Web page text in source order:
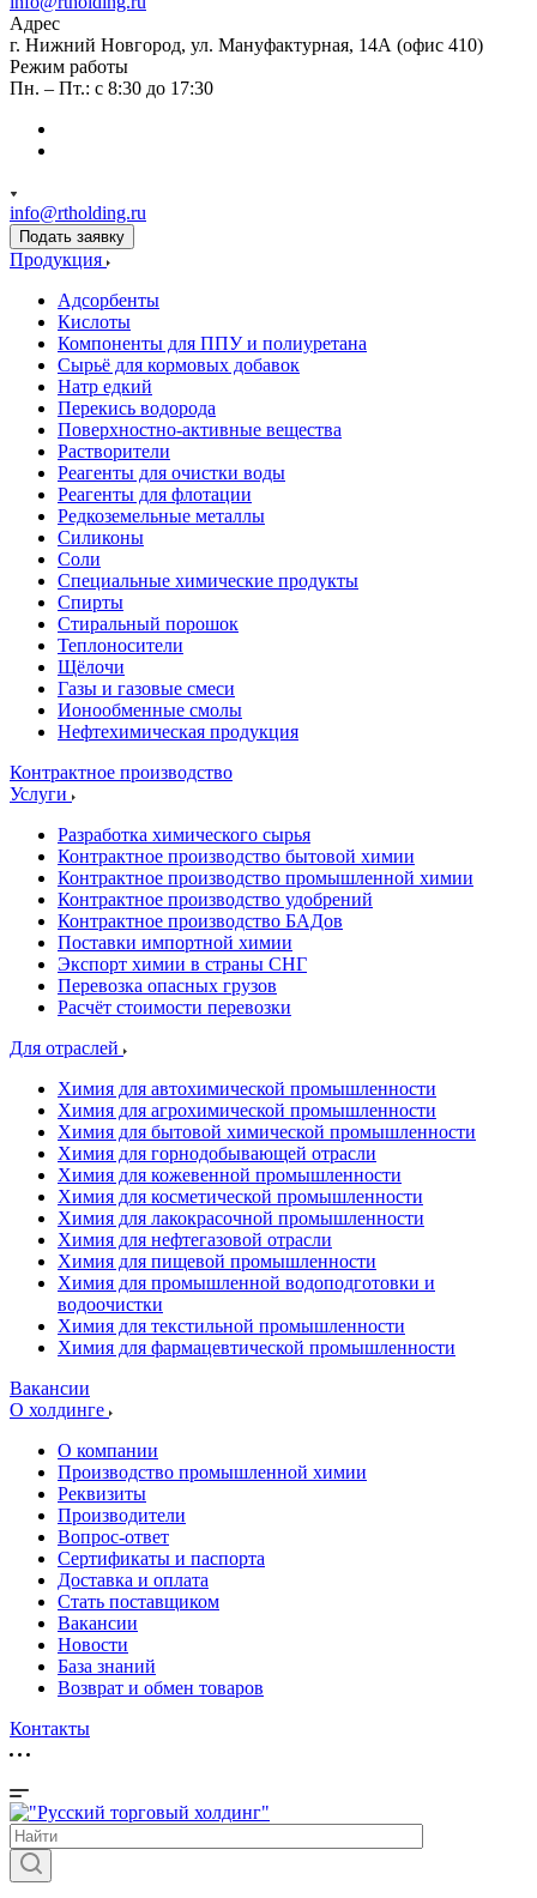
Адрес
г. Нижний Новгород, ул. Мануфактурная, 14А (офис 410)
Режим работы
Пн. – Пт.: с 8:30 до 17:30
info@rtholding.ru
Подать заявку
Продукция
Адсорбенты
Кислоты
Компоненты для ППУ и полиуретана
Сырьё для кормовых добавок
Натр едкий
Перекись водорода
Поверхностно-активные вещества
Растворители
Реагенты для очистки воды
Реагенты для флотации
Редкоземельные металлы
Силиконы
Соли
Специальные химические продукты
Спирты
Стиральный порошок
Теплоносители
Щёлочи
Газы и газовые смеси
Ионообменные смолы
Нефтехимическая продукция
Контрактное производство
Услуги
Разработка химического сырья
Контрактное производство бытовой химии
Контрактное производство промышленной химии
Контрактное производство удобрений
Контрактное производство БАДов
Поставки импортной химии
Экспорт химии в страны СНГ
Перевозка опасных грузов
Расчёт стоимости перевозки
Для отраслей
Химия для автохимической промышленности
Химия для агрохимической промышленности
Химия для бытовой химической промышленности
Химия для горнодобывающей отрасли
Химия для кожевенной промышленности
Химия для косметической промышленности
Химия для лакокрасочной промышленности
Химия для нефтегазовой отрасли
Химия для пищевой промышленности
Химия для промышленной водоподготовки и
водоочистки
Химия для текстильной промышленности
Химия для фармацевтической промышленности
Вакансии
О холдинге
О компании
Производство промышленной химии
Реквизиты
Производители
Вопрос-ответ
Сертификаты и паспорта
Доставка и оплата
Стать поставщиком
Вакансии
Новости
База знаний
Возврат и обмен товаров
Контакты